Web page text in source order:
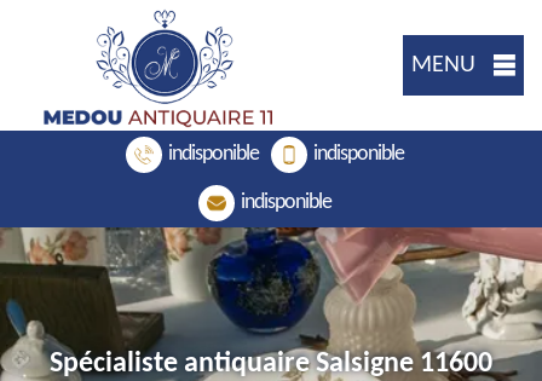
MENU
indisponible indisponible
indisponible
Spécialiste antiquaire Salsigne 11600